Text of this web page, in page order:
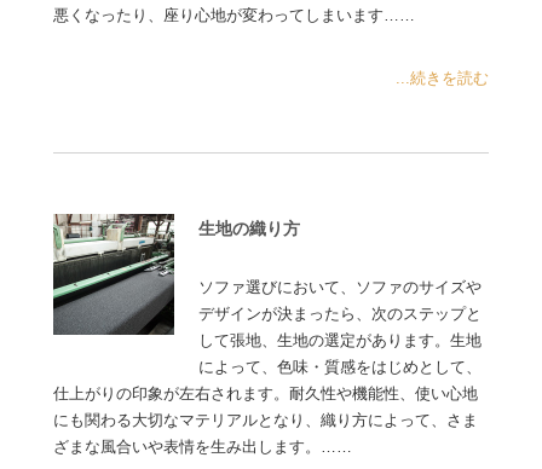
悪くなったり、座り心地が変わってしまいます……
...続きを読む
生地の織り方
ソファ選びにおいて、ソファのサイズや
デザインが決まったら、次のステップと
して張地、生地の選定があります。生地
によって、色味・質感をはじめとして、
仕上がりの印象が左右されます。耐久性や機能性、使い心地
にも関わる大切なマテリアルとなり、織り方によって、さま
ざまな風合いや表情を生み出します。……